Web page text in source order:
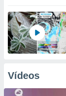
Vídeos